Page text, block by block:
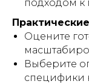
подходом к
Оцените
Выберите
специфики